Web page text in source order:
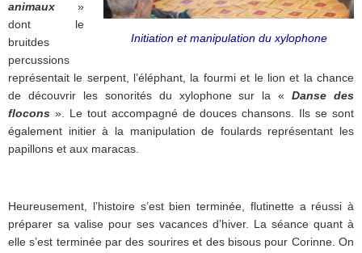
Initiation et manipulation du xylophone
animaux »
dont le
bruitdes
percussions
représentait le serpent, l’éléphant, la fourmi et le lion et la chance
de découvrir les sonorités du xylophone sur la «Danse des
flocons ». Le tout accompagné de douces chansons. Ils se sont
également initier à la manipulation de foulards représentant les
papillons et aux maracas.
Heureusement, l’histoire s’est bien terminée, flutinette a réussi à
préparer sa valise pour ses vacances d’hiver. La séance quant à
elle s’est terminée par des sourires et des bisous pour Corinne. On